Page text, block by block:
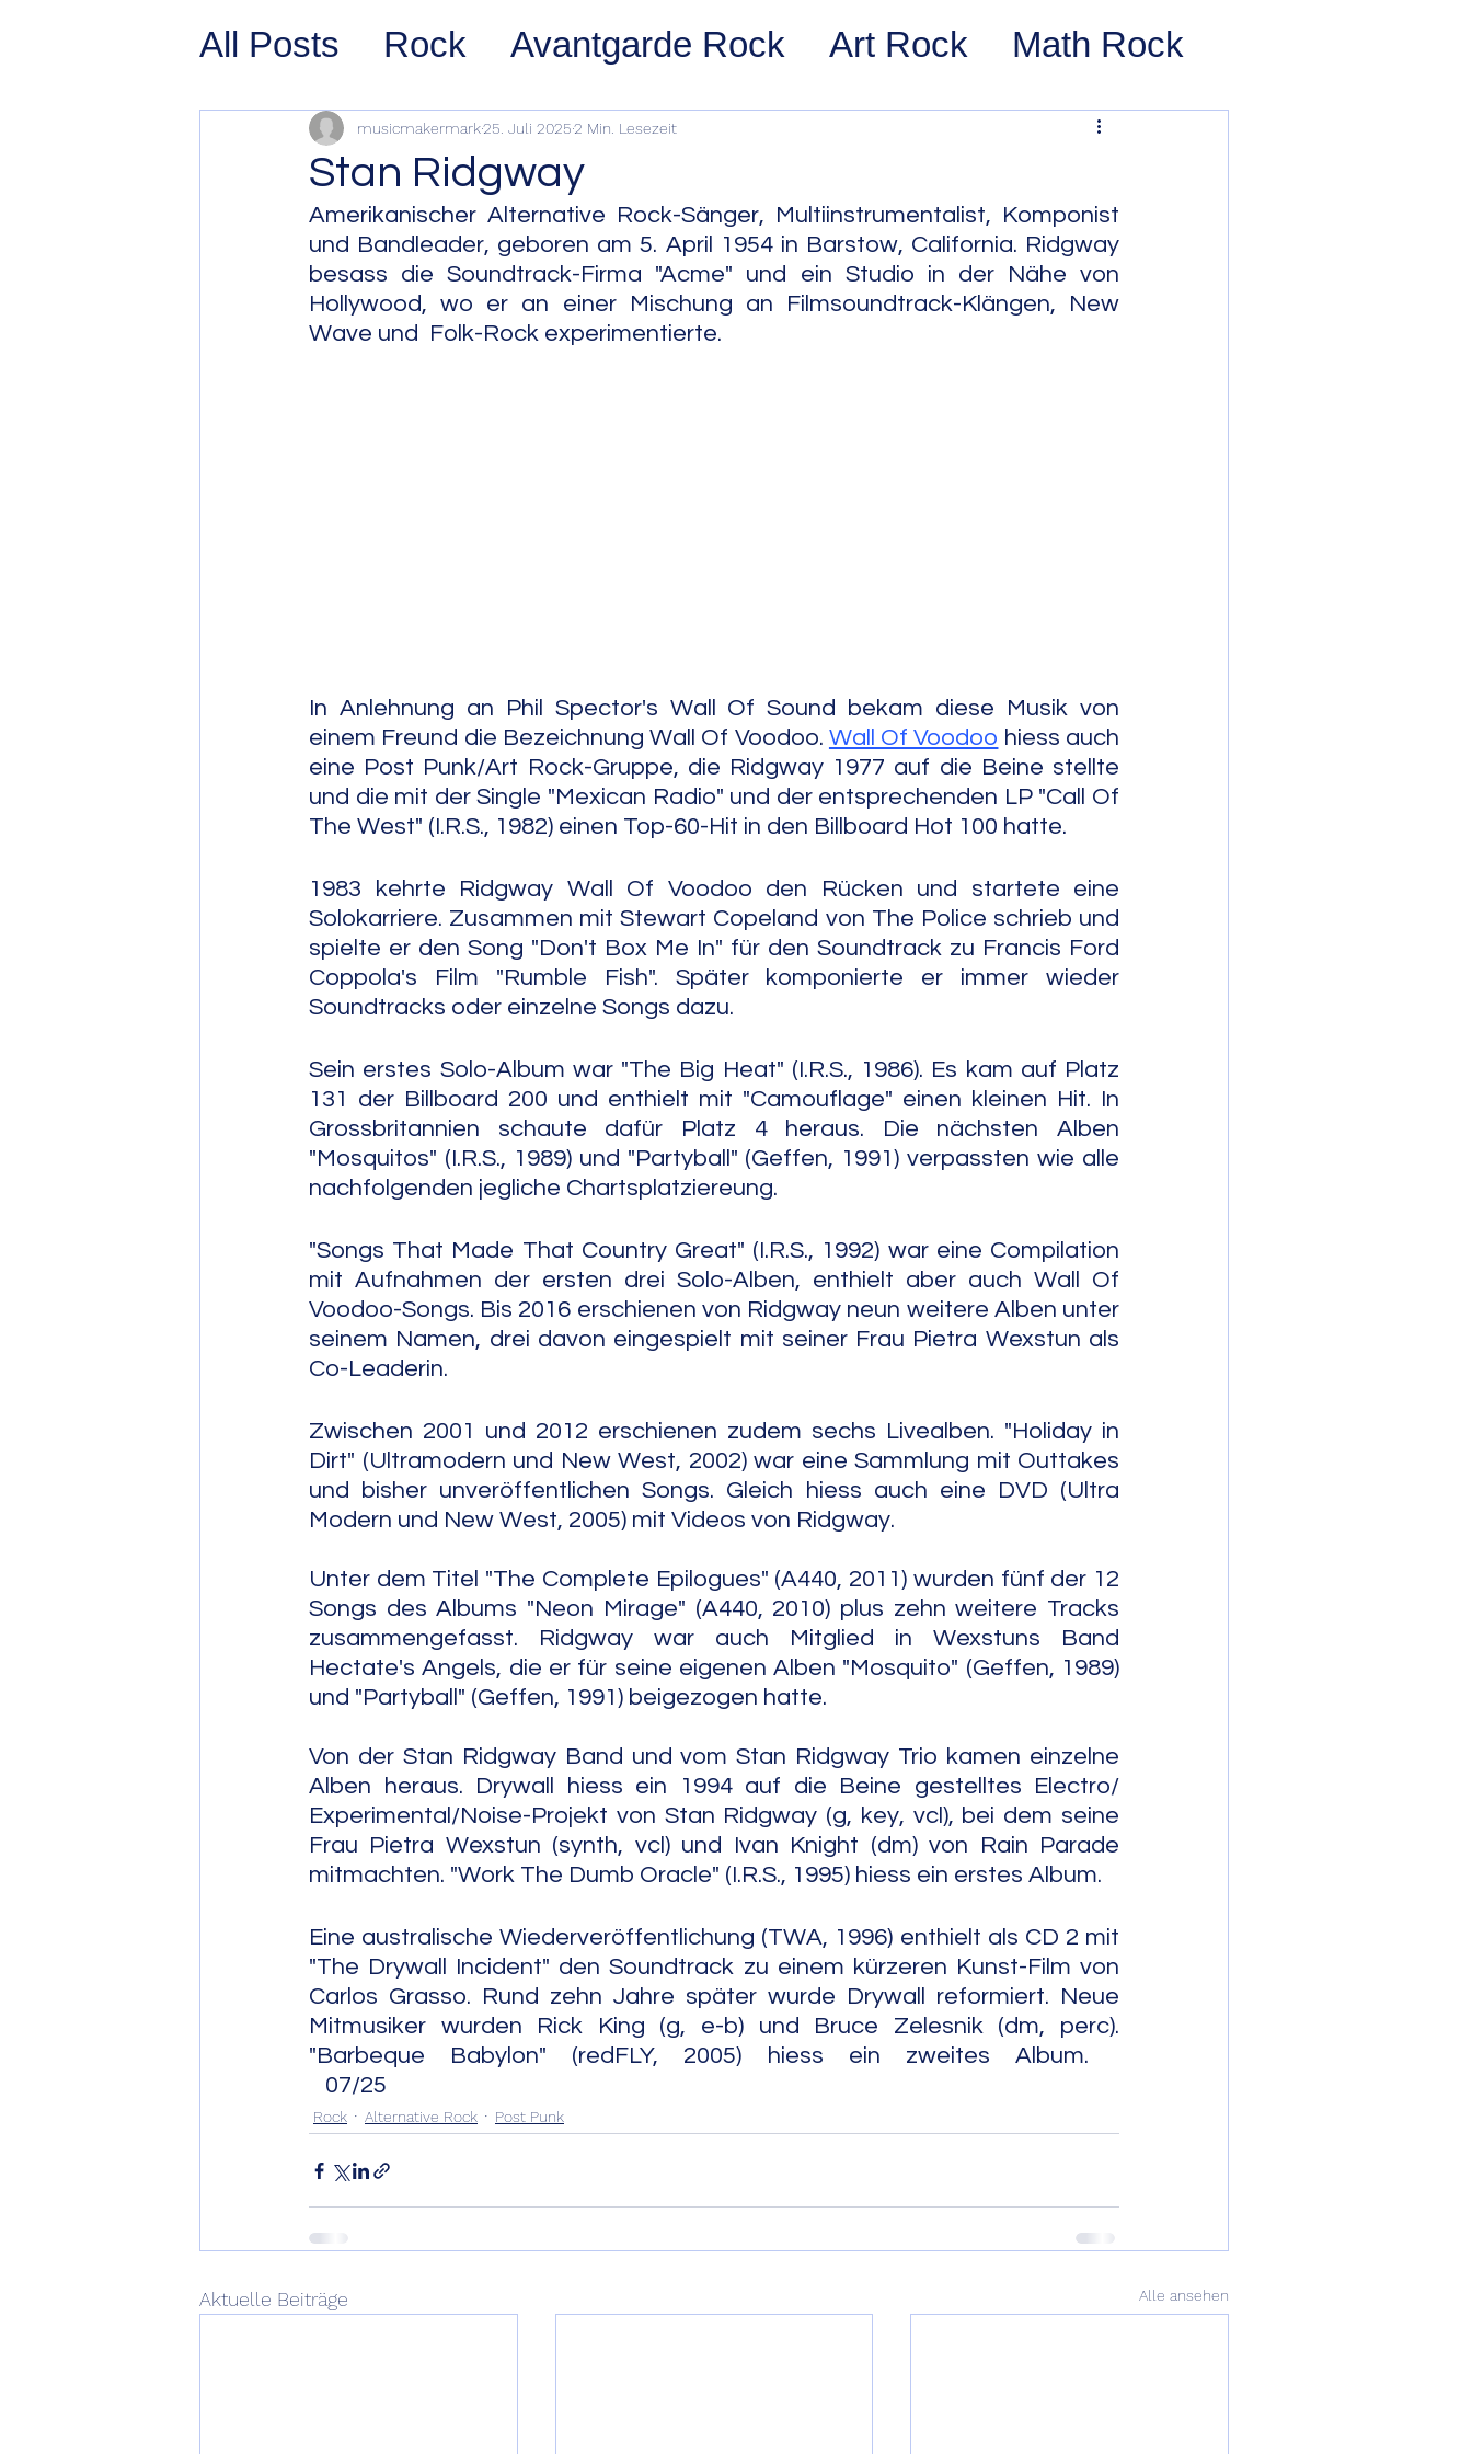
All Posts Rock Avantgarde Rock Art Rock Math Rock
Prog Rock Post Rock Noise Rock
Psychedelic/Space Rock Stoner Rock Alternative Rock
Hard Rock Garage Rock Indie Rock/Indie Pop Pop
Stan Ridgway
musicmakermark25. Juli 20252 Min. Lesezeit
Amerikanischer Alternative Rock-Sänger, Multiinstrumentalist, Komponist
und Bandleader, geboren am 5. April 1954 in Barstow, California. Ridgway
besass die Soundtrack-Firma "Acme" und ein Studio in der Nähe von
Hollywood, wo er an einer Mischung an Filmsoundtrack-Klängen, New
Wave und  Folk-Rock experimentierte.
In Anlehnung an Phil Spector's Wall Of Sound bekam diese Musik von
einem Freund die Bezeichnung Wall Of Voodoo. Wall Of Voodoo hiess auch
eine Post Punk/Art Rock-Gruppe, die Ridgway 1977 auf die Beine stellte
und die mit der Single "Mexican Radio" und der entsprechenden LP "Call Of
The West" (I.R.S., 1982) einen Top-60-Hit in den Billboard Hot 100 hatte.
1983 kehrte Ridgway Wall Of Voodoo den Rücken und startete eine
Solokarriere. Zusammen mit Stewart Copeland von The Police schrieb und
spielte er den Song "Don't Box Me In" für den Soundtrack zu Francis Ford
Coppola's Film "Rumble Fish". Später komponierte er immer wieder
Soundtracks oder einzelne Songs dazu.
Sein erstes Solo-Album war "The Big Heat" (I.R.S., 1986). Es kam auf Platz
131 der Billboard 200 und enthielt mit "Camouflage" einen kleinen Hit. In
Grossbritannien schaute dafür Platz 4 heraus. Die nächsten Alben
"Mosquitos" (I.R.S., 1989) und "Partyball" (Geffen, 1991) verpassten wie alle
nachfolgenden jegliche Chartsplatziereung.
"Songs That Made That Country Great" (I.R.S., 1992) war eine Compilation
mit Aufnahmen der ersten drei Solo-Alben, enthielt aber auch Wall Of
Voodoo-Songs. Bis 2016 erschienen von Ridgway neun weitere Alben unter
seinem Namen, drei davon eingespielt mit seiner Frau Pietra Wexstun als
Co-Leaderin.
Zwischen 2001 und 2012 erschienen zudem sechs Livealben. "Holiday in
Dirt" (Ultramodern und New West, 2002) war eine Sammlung mit Outtakes
und bisher unveröffentlichen Songs. Gleich hiess auch eine DVD (Ultra
Modern und New West, 2005) mit Videos von Ridgway.
Unter dem Titel "The Complete Epilogues" (A440, 2011) wurden fünf der 12
Songs des Albums "Neon Mirage" (A440, 2010) plus zehn weitere Tracks
zusammengefasst. Ridgway war auch Mitglied in Wexstuns Band
Hectate's Angels, die er für seine eigenen Alben "Mosquito" (Geffen, 1989)
und "Partyball" (Geffen, 1991) beigezogen hatte.
Von der Stan Ridgway Band und vom Stan Ridgway Trio kamen einzelne
Alben heraus. Drywall hiess ein 1994 auf die Beine gestelltes Electro/
Experimental/Noise-Projekt von Stan Ridgway (g, key, vcl), bei dem seine
Frau Pietra Wexstun (synth, vcl) und Ivan Knight (dm) von Rain Parade
mitmachten. "Work The Dumb Oracle" (I.R.S., 1995) hiess ein erstes Album.
Eine australische Wiederveröffentlichung (TWA, 1996) enthielt als CD 2 mit
"The Drywall Incident" den Soundtrack zu einem kürzeren Kunst-Film von
Carlos Grasso. Rund zehn Jahre später wurde Drywall reformiert. Neue
Mitmusiker wurden Rick King (g, e-b) und Bruce Zelesnik (dm, perc).
"Barbeque Babylon" (redFLY, 2005) hiess ein zweites Album.
07/25
Rock Alternative Rock Post Punk
Aktuelle Beiträge Alle ansehen